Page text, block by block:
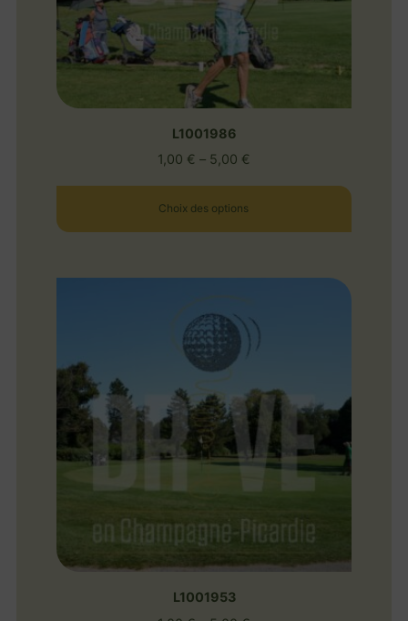
L1001986
1,00 € – 5,00 €
Choix des options
L1001953